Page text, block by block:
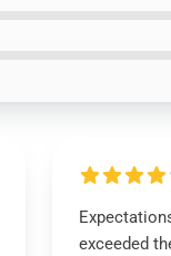
exceeded